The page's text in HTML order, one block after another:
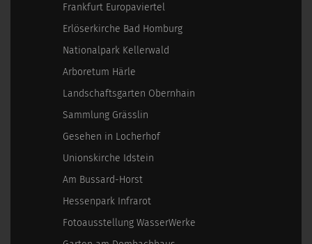
Frankfurt Europaviertel
Erlöserkirche Bad Homburg
Nationalpark Kellerwald
Arboretum Härle
Landschaftsgarten Obernhain
Sammlung Grässlin
Gesehen in Locherhof
Unionskirche Idstein
Am Bussard-Horst
Hessenpark Infrarot
Fotoausstellung WasserWerke